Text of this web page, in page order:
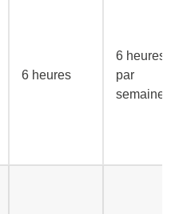
6 heures
6 heures
par
semaine